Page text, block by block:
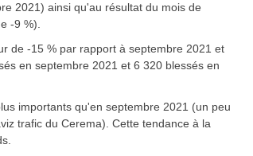
2021) ainsi qu'au résultat du mois de
-9 %).
de -15 % par rapport à septembre 2021 et
en septembre 2021 et 6 320 blessés en
importants qu'en septembre 2021 (un peu
trafic du Cerema). Cette tendance à la